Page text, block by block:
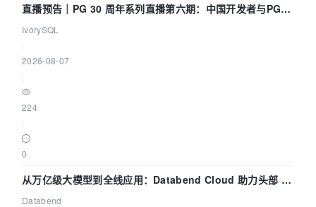
直播预告｜PG 30 周年系列直播第六期：中国开发者与PG内
核——我们改得动吗？我们贡献了什么？
IvorySQL
2026-08-07
224
0
从万亿级大模型到全线应用：Databend Cloud 助力头部 AI
企业构建全链路 Trace 数据管道
Databend